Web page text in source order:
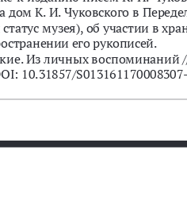
дом К. И. Чуковского в
статус музея), об участии в
его рукописей.
. Из личных воспоминаний
10.31857/